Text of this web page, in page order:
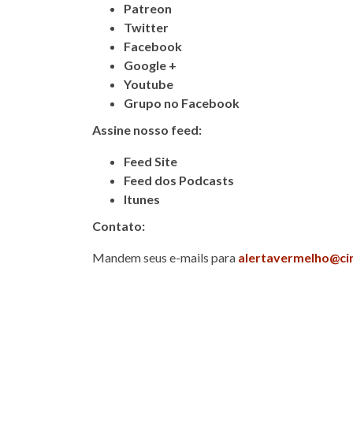
Patreon
Twitter
Facebook
Google +
Youtube
Grupo no Facebook
Assine nosso feed:
Feed Site
Feed dos Podcasts
Itunes
Contato:
Mandem seus e-mails para